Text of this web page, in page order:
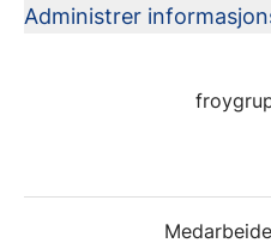
Administrer